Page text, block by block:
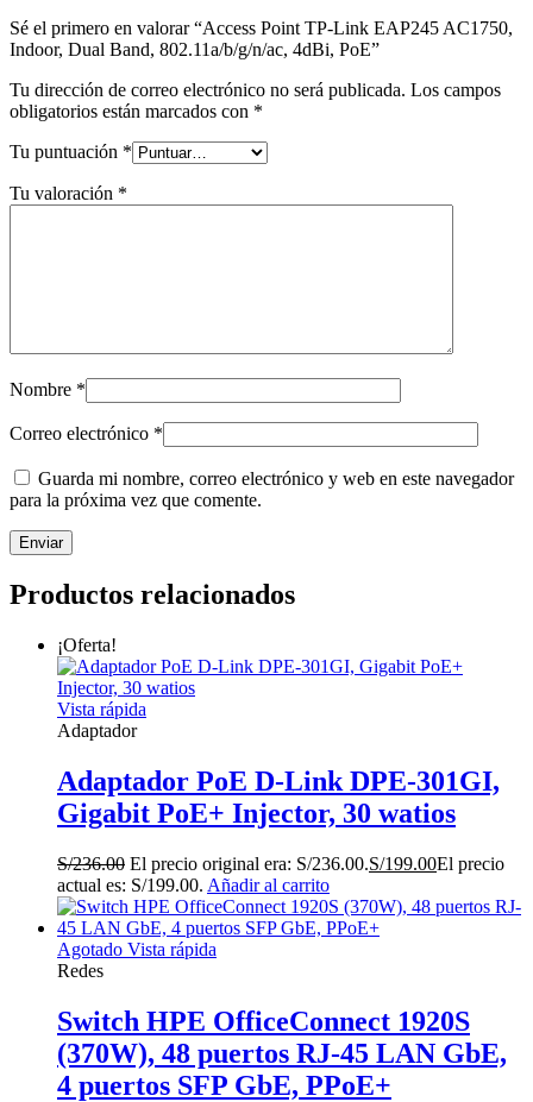
Sé el primero en valorar “Access Point TP-Link EAP245 AC1750,
Indoor, Dual Band, 802.11a/b/g/n/ac, 4dBi, PoE”
Tu dirección de correo electrónico no será publicada. Los campos
obligatorios están marcados con *
Tu puntuación *
Tu valoración *
Nombre *
Correo electrónico *
Guarda mi nombre, correo electrónico y web en este navegador
para la próxima vez que comente.
Productos relacionados
¡Oferta!
Vista rápida
Adaptador
Adaptador PoE D-Link DPE-301GI,
Gigabit PoE+ Injector, 30 watios
S/236.00 El precio original era: S/236.00.S/199.00El precio
actual es: S/199.00. Añadir al carrito
Agotado Vista rápida
Redes
Switch HPE OfficeConnect 1920S
(370W), 48 puertos RJ-45 LAN GbE,
4 puertos SFP GbE, PPoE+